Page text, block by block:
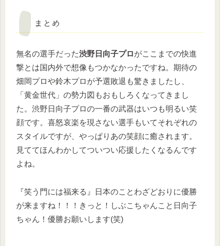
まとめ
無名の選手だった渋野日向子プロがここまでの快進
撃とは国内外で想像もつかなかったですね。期待の
畑岡プロや鈴木プロが予選敗退も驚きましたし、
「黄金世代」の勢力図もおもしろくなってきまし
た。渋野日向子プロの一番の武器はいつも明るい笑
顔です。喜怒哀楽を現さない選手もいてそれぞれの
スタイルですが、やっぱりあの笑顔に癒されます。
見ててほんわかしてついつい応援したくなるんです
よね。
『笑う門には福来る』日本のことわざどおりに優勝
が来ますね！！！きっと！しぶこちゃんこと日向子
ちゃん！優勝お願いします(笑)